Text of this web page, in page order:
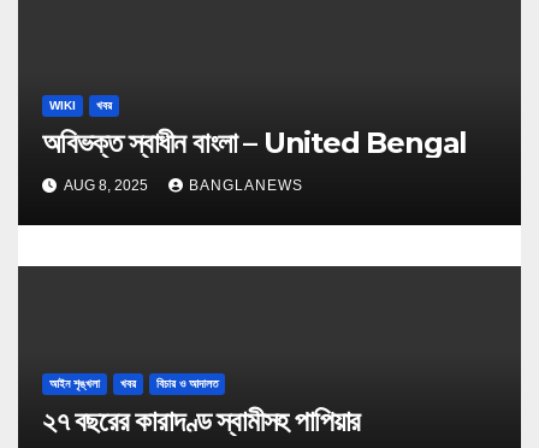
WIKI খবর
অবিভক্ত স্বাধীন বাংলা – United Bengal
AUG 8, 2025 BANGLANEWS
আইন শৃঙ্খলা খবর বিচার ও আদালত
২৭ বছরের কারাদণ্ড স্বামীসহ পাপিয়ার